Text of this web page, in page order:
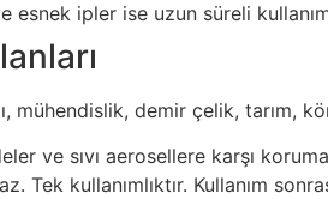
esnek ipler ise uzun süreli
mühendislik, demir çelik, tarım,
ve sıvı aerosellere karşı
Tek kullanımlıktır. Kullanım